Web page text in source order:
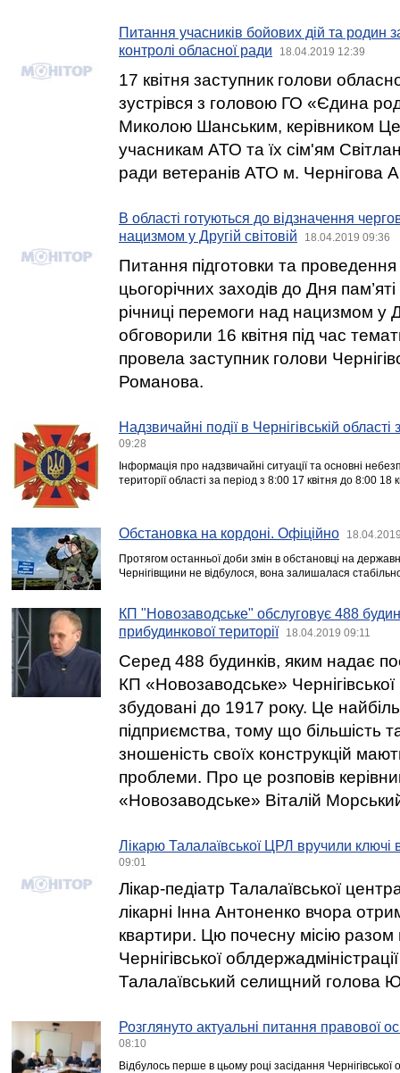
Питання учасників бойових дій та родин
контролі обласної ради
18.04.2019 12:39
17 квітня заступник голови
зустрівся з головою ГО «Єдина
Миколою Шанським, керівником
учасникам АТО та їх сім'ям
ради ветеранів АТО м. Чернігова
В області готуються до відзначення
нацизмом у Другій світовій
18.04.2019 09:36
Питання підготовки та проведення
цьогорічних заходів до Дня
річниці перемоги над нацизмом у
обговорили 16 квітня під час
провела заступник голови
Романова.
Надзвичайні події в Чернігівській
09:28
Інформація про надзвичайні ситуації та основні
території області за період з 8:00 17 квітня до 8:00 18
Обстановка на кордоні. Офіційно
Протягом останньої доби змін в обстановці на
Чернігівщини не відбулося, вона залишалася
КП "Новозаводське" обслуговує 488
прибудинкової території
18.04.2019 09:11
Серед 488 будинків, яким надає
КП «Новозаводське»
збудовані до 1917 року. Це
підприємства, тому що більшість
зношеність своїх конструкцій
проблеми. Про це розповів
«Новозаводське» Віталій
Лікарю Талалаївської ЦРЛ вручили ключі
09:01
Лікар-педіатр Талалаївської
лікарні Інна Антоненко вчора
квартири. Цю почесну місію разом
Чернігівської
Талалаївський селищний голова
Розглянуто актуальні питання правової
08:10
Відбулось перше в цьому році засідання Чернігівської